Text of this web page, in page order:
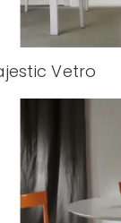
Vetro